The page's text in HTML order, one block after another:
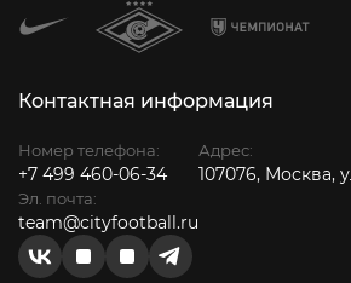
Контактная информация
Номер телефона:
+7 499 460-06-34
Эл. почта:
team@cityfootball.ru
Адрес:
107076, Москва,